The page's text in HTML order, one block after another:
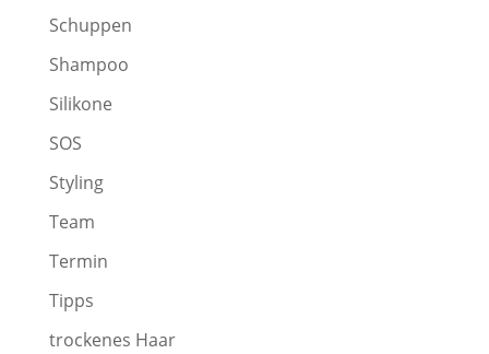
Schuppen
Shampoo
Silikone
SOS
Styling
Team
Termin
Tipps
trockenes Haar